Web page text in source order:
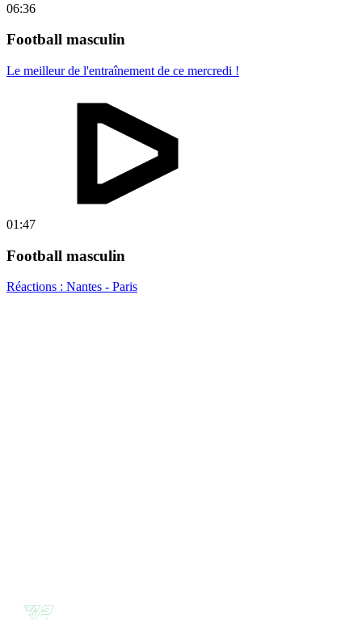
06:36
Football masculin
Le meilleur de l'entraînement de ce mercredi !
01:47
Football masculin
Réactions : Nantes - Paris